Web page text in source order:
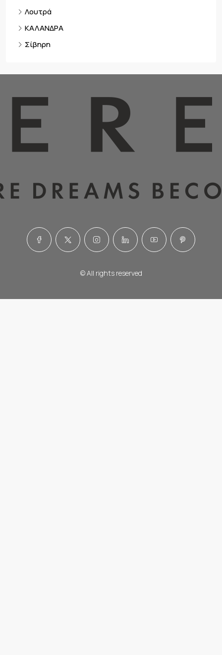
Λουτρά
ΚΑΛΑΝΔΡΑ
Σίβηρη
© All rights reserved